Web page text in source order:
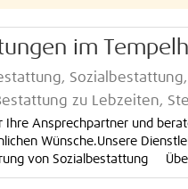
im
zu Lebzeiten,
Ihre Ansprechpartner und
Wünsche.Unsere
von Sozialbestattung